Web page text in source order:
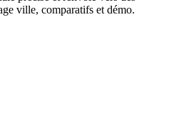
ville, comparatifs et démo.